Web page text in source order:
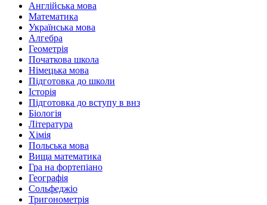
Англійська мова
Математика
Українська мова
Алгебра
Геометрія
Початкова школа
Німецька мова
Підготовка до школи
Історія
Підготовка до вступу в внз
Біологія
Література
Хімія
Польська мова
Вища математика
Гра на фортепіано
Географія
Сольфеджіо
Тригонометрія